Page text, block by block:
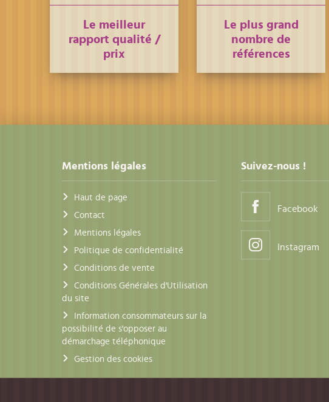
Le meilleur
rapport qualité /
prix
Le plus grand
nombre de
références
Mentions légales
Haut de page
Contact
Mentions légales
Politique de confidentialité
Conditions de vente
Conditions Générales d'Utilisation
du site
Information consommateurs sur la
possibilité de s'opposer au
démarchage téléphonique
Gestion des cookies
Suivez-nous !
Facebook
Instagram